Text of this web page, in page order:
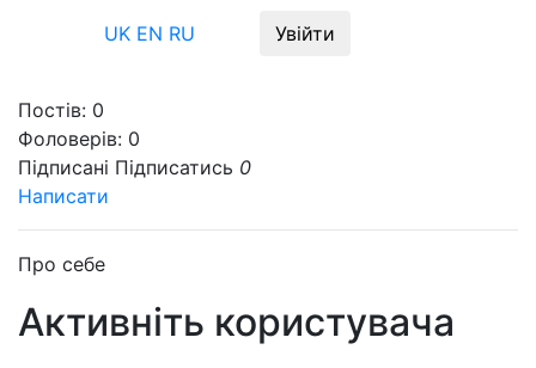
UK EN RU Увійти
Постів: 0
Фоловерів: 0
Підписані Підписатись 0
Написати
Про себе
Активніть користувача